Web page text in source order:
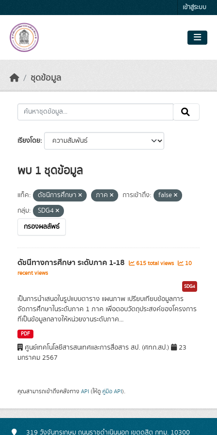
เข้าสู่ระบบ
ชุดข้อมูล
เรียงโดย
พบ 1 ชุดข้อมูล
แท็ค: ดัชนีการศึกษา ภาค การเข้าถึง:
false
กลุ่ม:
SDG4
กรองผลลัพธ์
ดัชนีทางการศึกษา ระดับภาค 1-18 615 total views
10
recent views
SDG4
เป็นการนำเสนอในรูปแบบตาราง แผนภาพ เปรียบเทียบข้อมูลการ
จัดการศึกษาในระดับภาค 1 ภาค เพื่อตอบวัตถุประสงค์ของโครงการ
ที่เป็นข้อมูลกลางให้หน่วยงานระดับภาค...
PDF
ศูนย์เทคโนโลยีสารสนเทศและการสื่อสาร สป. (ศทก.สป.)
23
มกราคม 2567
คุณสามารถเข้าถึงคลังทาง API (ให้ดู คู่มือ API).
319 วังจันทรเกษม ถนนราชดำเนินนอก เขตดุสิต กทม. 10300